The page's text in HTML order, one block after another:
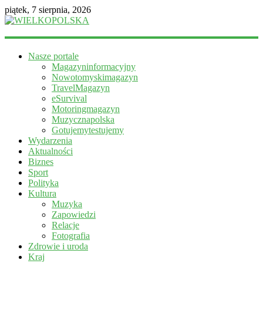
piątek, 7 sierpnia, 2026
WIELKOPOLSKA
informacyjny
Nasze portale
Magazyninformacyjny
Nowotomyskimagazyn
TravelMagazyn
eSurvival
Motoringmagazyn
Muzycznapolska
Gotujemytestujemy
Wydarzenia
Aktualności
Biznes
Sport
Polityka
Kultura
Muzyka
Zapowiedzi
Relacje
Fotografia
Zdrowie i uroda
Kraj